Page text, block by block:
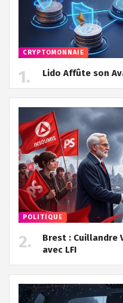
CRYPTOMONNAIE
Lido Affûte son
POLITIQUE
Brest : Cuillandre
avec LFI